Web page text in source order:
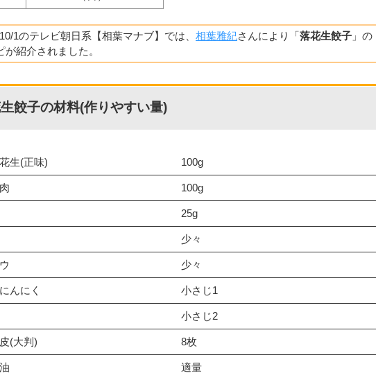
1のテレビ朝日系【相葉マナブ】では、 相葉雅紀さんにより「落花生餃子 」の
が紹介されました。
餃子の材料(作りやすい量)
生(正味) 100g
100g
25g
少々
少々
んにく 小さじ1
小さじ2
(大判) 8枚
適量